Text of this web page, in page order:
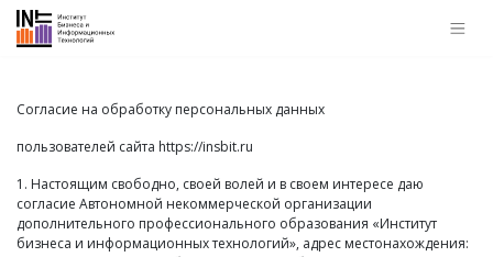
Согласие на обработку персональных данных
пользователей сайта https://insbit.ru
1. Настоящим свободно, своей волей и в своем интересе даю
согласие Автономной некоммерческой организации
дополнительного профессионального образования «Институт
бизнеса и информационных технологий», адрес местонахождения: